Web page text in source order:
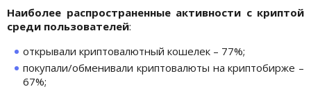
Наиболее распространенные активности с криптой
среди пользователей:
открывали криптовалютный кошелек – 77%;
покупали/обменивали криптовалюты на криптобирже –
67%;